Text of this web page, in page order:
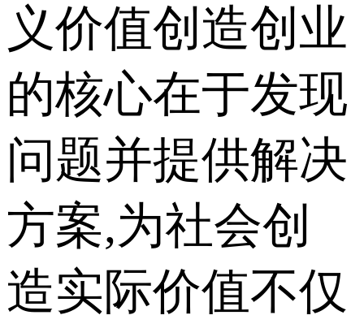
义价值创造创业
的核心在于发现
问题并提供解决
方案,为社会创
造实际价值不仅